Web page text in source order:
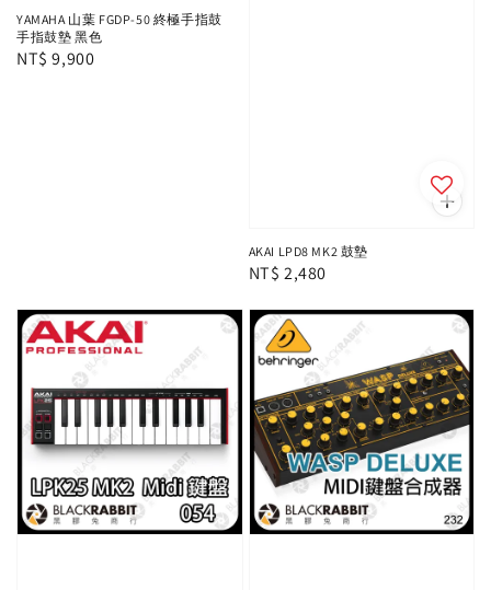
YAMAHA 山葉 FGDP-50 終極手指鼓
手指鼓墊 黑色
Regular
NT$ 9,900
AKAI LPD8 MK2 鼓墊
Regular
NT$ 2,480